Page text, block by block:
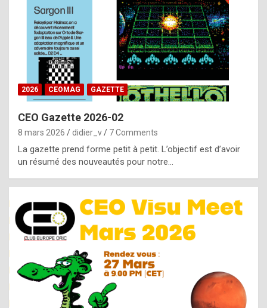
a
y
b
e
b
y
g
e
n
u
i
n
e
R
o
2026 CEOMAG GAZETTE
CEO Gazette 2026-02
8 mars 2026 didier_v 7 Comments
La gazette prend forme petit à petit. L’objectif est d’avoir
un résumé des nouveautés pour notre…